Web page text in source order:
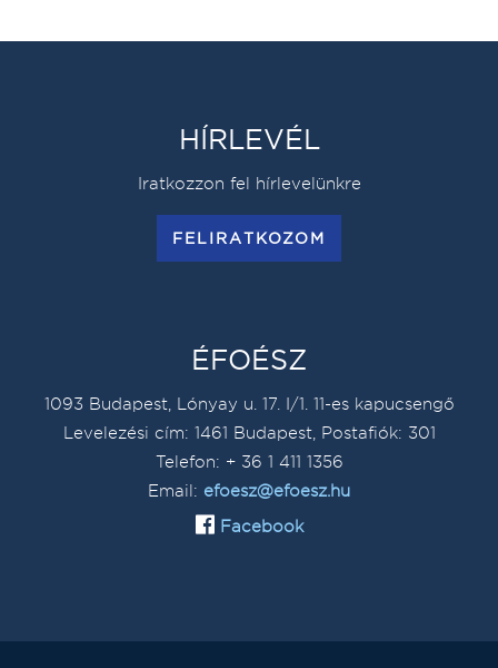
HÍRLEVÉL
Iratkozzon fel hírlevelünkre
FELIRATKOZOM
ÉFOÉSZ
1093 Budapest, Lónyay u. 17. I/1. 11-es kapucsengő
Levelezési cím: 1461 Budapest, Postafiók: 301
Telefon: + 36 1 411 1356
Email: efoesz@efoesz.hu
Facebook